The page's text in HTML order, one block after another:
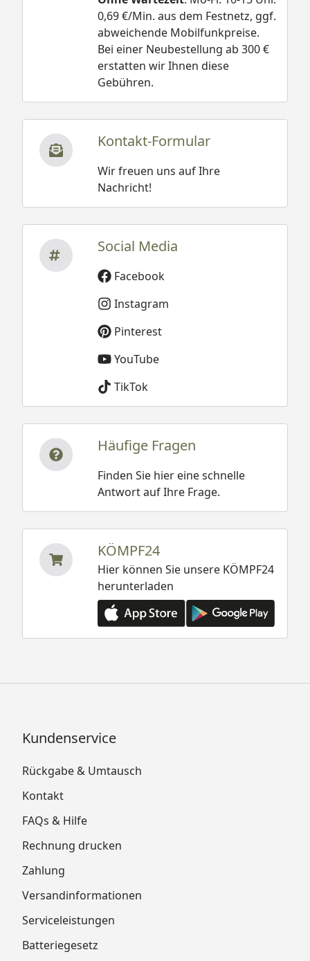
0,69 €/Min. aus dem Festnetz, ggf.
abweichende Mobilfunkpreise.
Bei einer Neubestellung ab 300 €
erstatten wir Ihnen diese
Gebühren.
Kontakt-Formular
Wir freuen uns auf Ihre
Nachricht!
Social Media
Facebook
Instagram
Pinterest
YouTube
TikTok
Häufige Fragen
Finden Sie hier eine schnelle
Antwort auf Ihre Frage.
KÖMPF24
Hier können Sie unsere KÖMPF24
herunterladen
Kundenservice
Rückgabe & Umtausch
Kontakt
FAQs & Hilfe
Rechnung drucken
Zahlung
Versandinformationen
Serviceleistungen
Batteriegesetz